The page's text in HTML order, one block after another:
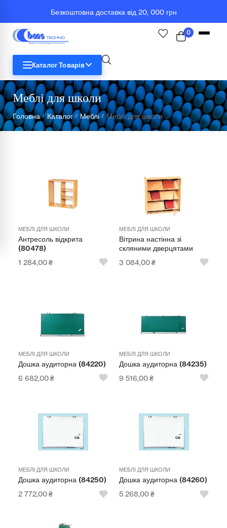
Безкоштовна доставка від 20, 000 грн
0
Каталог Товарів
STEM
Біологія
Медичні тренажери та манекени
Мультимедійне обладнання
Освіта
Всі товари
Підкатегорії відсутні.
Меблі для школи
Головна / Каталог / Меблі / Меблі для школи
МЕБЛІ ДЛЯ ШКОЛИ
Антресоль відкрита
(80478)
1 284,00₴
МЕБЛІ ДЛЯ ШКОЛИ
Вітрина настінна зі
скляними дверцятами
3 084,00₴
МЕБЛІ ДЛЯ ШКОЛИ
Дошка аудиторна (84220)
6 682,00₴
МЕБЛІ ДЛЯ ШКОЛИ
Дошка аудиторна (84235)
9 516,00₴
МЕБЛІ ДЛЯ ШКОЛИ
Дошка аудиторна (84250)
2 772,00₴
МЕБЛІ ДЛЯ ШКОЛИ
Дошка аудиторна (84260)
5 268,00₴